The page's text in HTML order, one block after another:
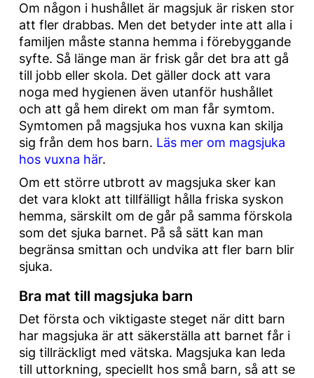
Om någon i hushållet är magsjuk är risken stor
att fler drabbas. Men det betyder inte att alla i
familjen måste stanna hemma i förebyggande
syfte. Så länge man är frisk går det bra att gå
till jobb eller skola. Det gäller dock att vara
noga med hygienen även utanför hushållet
och att gå hem direkt om man får symtom.
Symtomen på magsjuka hos vuxna kan skilja
sig från dem hos barn. Läs mer om magsjuka
hos vuxna här.
Om ett större utbrott av magsjuka sker kan
det vara klokt att tillfälligt hålla friska syskon
hemma, särskilt om de går på samma förskola
som det sjuka barnet. På så sätt kan man
begränsa smittan och undvika att fler barn blir
sjuka.
Bra mat till magsjuka barn
Det första och viktigaste steget när ditt barn
har magsjuka är att säkerställa att barnet får i
sig tillräckligt med vätska. Magsjuka kan leda
till uttorkning, speciellt hos små barn, så att se